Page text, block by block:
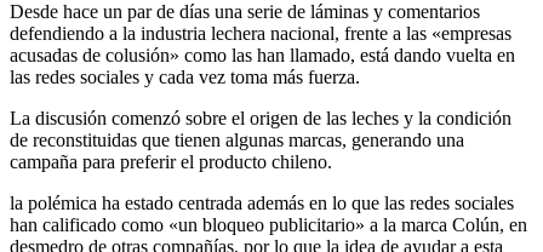
Desde hace un par de días una serie de láminas y comentarios
defendiendo a la industria lechera nacional, frente a las «empresas
acusadas de colusión» como las han llamado, está dando vuelta en
las redes sociales y cada vez toma más fuerza.
La discusión comenzó sobre el origen de las leches y la condición
de reconstituidas que tienen algunas marcas, generando una
campaña para preferir el producto chileno.
la polémica ha estado centrada además en lo que las redes sociales
han calificado como «un bloqueo publicitario» a la marca Colún, en
desmedro de otras compañías, por lo que la idea de ayudar a esta